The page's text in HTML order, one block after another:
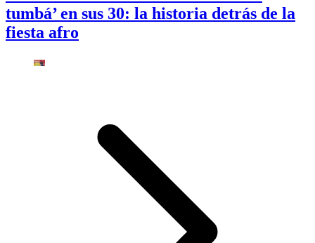
tumbá’ en sus 30: la historia detrás de la
fiesta afro